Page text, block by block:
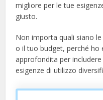
migliore per le tue
giusto.
Non importa quali siano
o il tuo budget, perché ho
approfondita per
esigenze di utilizzo